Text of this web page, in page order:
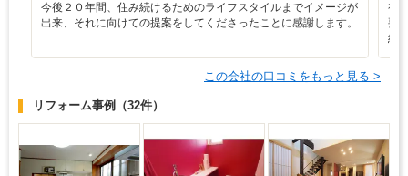
今後２０年間、住み続けるためのライフスタイルまでイメージが
出来、それに向けての提案をしてくださったことに感謝します。
初
要
終
この会社の口コミをもっと見る >
リフォーム事例 （32件）